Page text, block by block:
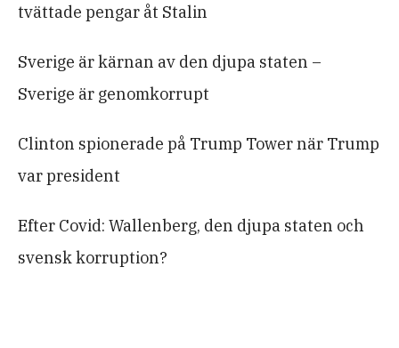
tvättade pengar åt Stalin
Sverige är kärnan av den djupa staten –
Sverige är genomkorrupt
Clinton spionerade på Trump Tower när Trump
var president
Efter Covid: Wallenberg, den djupa staten och
svensk korruption?